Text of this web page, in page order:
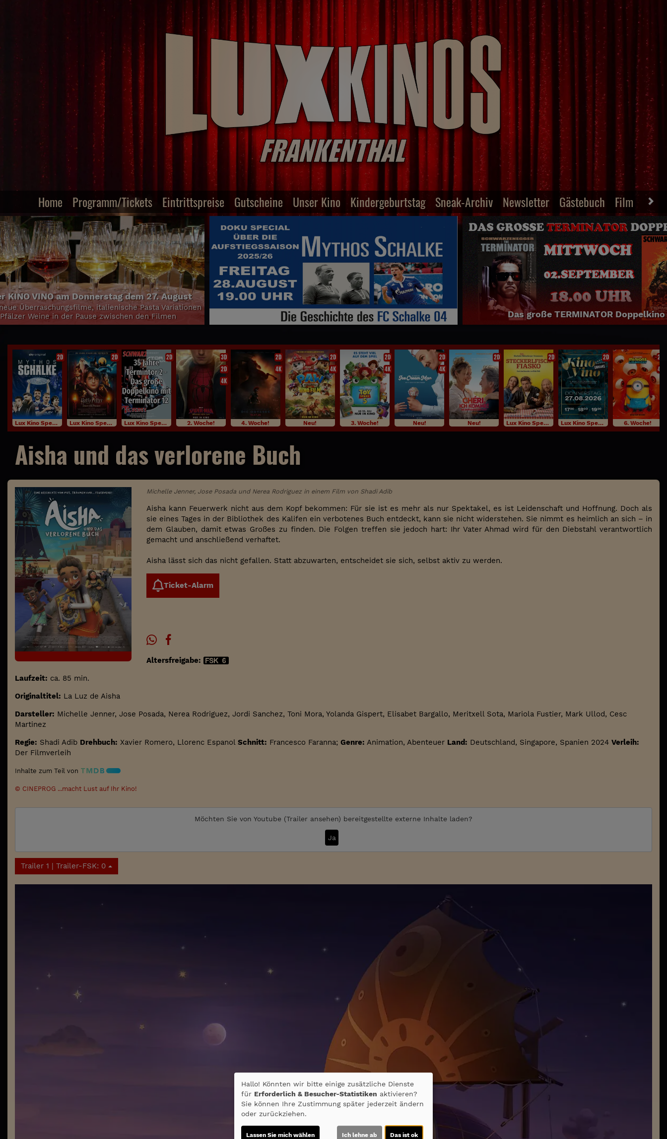
Home Programm/Tickets Eintrittspreise Gutscheine Unser Kino Kindergeburtstag Sneak-Archiv Newsletter Gästebuch Film-Archiv
Das große TERMINATOR Doppelkino
NEU: SPIDER MAN BRAND
2D 3D
Jetzt täglich bei uns im
2D
Lux Kino Specials
2D
Lux Kino Specials
2D
Lux Kino Specials
3D
2D
4K
2. Woche!
2D
4K
4. Woche!
2D
4K
Neu!
2D
4K
3. Woche!
2D
4K
Neu!
2D
Neu!
2D
Lux Kino Specials
2D
Lux Kino Specials
2D
4K
6. Woche!
Aisha und das verlorene Buch
Michelle Jenner, Jose Posada und Nerea Rodriguez in einem Film von Shadi Adib
Aisha kann Feuerwerk nicht aus dem Kopf bekommen: Für sie ist es mehr als nur Spektakel, es ist Leidenschaft und Hoffnung. Doch als
sie eines Tages in der Bibliothek des Kalifen ein verbotenes Buch entdeckt, kann sie nicht widerstehen. Sie nimmt es heimlich an sich – in
dem Glauben, damit etwas Großes zu finden. Die Folgen treffen sie jedoch hart: Ihr Vater Ahmad wird für den Diebstahl verantwortlich
gemacht und anschließend verhaftet.
Aisha lässt sich das nicht gefallen. Statt abzuwarten, entscheidet sie sich, selbst aktiv zu werden.
Ticket-Alarm
Altersfreigabe:
Laufzeit: ca. 85 min.
Originaltitel: La Luz de Aisha
Darsteller: Michelle Jenner, Jose Posada, Nerea Rodriguez, Jordi Sanchez, Toni Mora, Yolanda Gispert, Elisabet Bargallo, Meritxell Sota, Mariola Fustier, Mark Ullod, Cesc
Martinez
Regie: Shadi Adib Drehbuch: Xavier Romero, Llorenc Espanol Schnitt: Francesco Faranna; Genre: Animation, Abenteuer Land: Deutschland, Singapore, Spanien 2024 Verleih:
Der Filmverleih
Inhalte zum Teil von
© CINEPROG ...macht Lust auf Ihr Kino!
Möchten Sie von Youtube (Trailer ansehen) bereitgestellte externe Inhalte laden?
Ja
Trailer 1 | Trailer-FSK: 0
Hallo! Könnten wir bitte einige zusätzliche Dienste
für Erforderlich & Besucher-Statistiken aktivieren?
Sie können Ihre Zustimmung später jederzeit ändern
oder zurückziehen.
Lassen Sie mich wählen Ich lehne ab Das ist ok